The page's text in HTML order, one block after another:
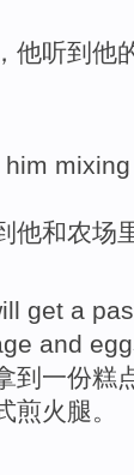
他听到 他
him mixing
他和农场
get a
and
到 一份糕
煎火腿。